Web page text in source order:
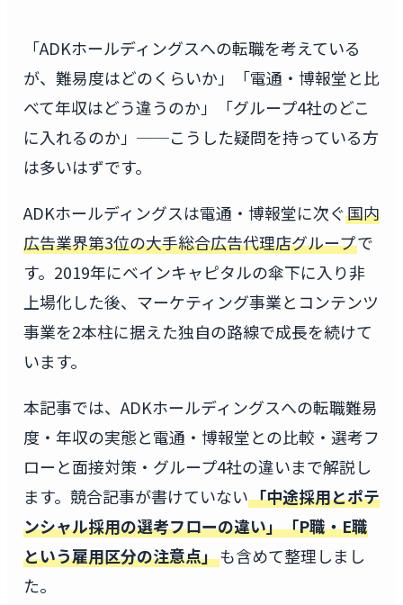
「ADKホールディングスへの転職を考えている
が、難易度はどのくらいか」「電通・博報堂と比
べて年収はどう違うのか」「グループ4社のどこ
に入れるのか」──こうした疑問を持っている方
は多いはずです。
ADKホールディングスは電通・博報堂に次ぐ国内
広告業界第3位の大手総合広告代理店グループで
す。2019年にベインキャピタルの傘下に入り非
上場化した後、マーケティング事業とコンテンツ
事業を2本柱に据えた独自の路線で成長を続けて
います。
本記事では、ADKホールディングスへの転職難易
度・年収の実態と電通・博報堂との比較・選考フ
ローと面接対策・グループ4社の違いまで解説し
ます。競合記事が書けていない「中途採用とポテ
ンシャル採用の選考フローの違い」「P職・E職
という雇用区分の注意点」も含めて整理しまし
た。